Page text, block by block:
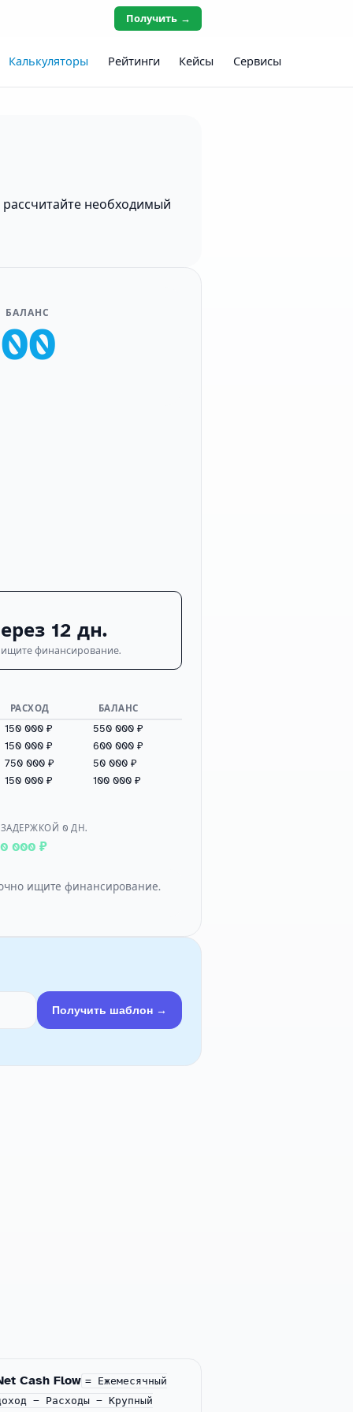
Получить →
Калькуляторы Рейтинги Кейсы Сервисы
необходимый
12 дн.
финансирование.
РАСХОД БАЛАНС
150 000 ₽
550 000 ₽
150 000 ₽
600 000 ₽
750 000 ₽
50 000 ₽
150 000 ₽ 100 000 ₽
0 ДН.
000 ₽
ищите финансирование.
Получить шаблон →
Cash Flow = Ежемесячный
− Расходы − Крупный